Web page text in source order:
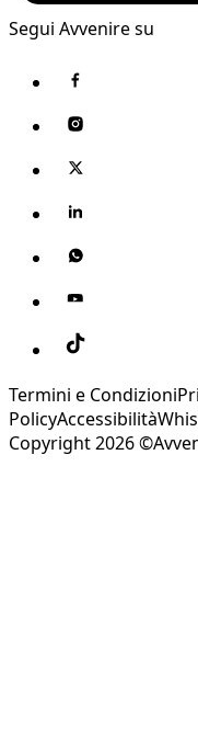
Segui Avvenire su
Termini e Condizioni
PolicyAccessibilità
Copyright 2026